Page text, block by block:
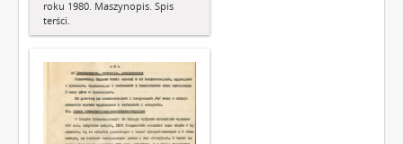
roku 1980. Maszynopis. Spis
terści.